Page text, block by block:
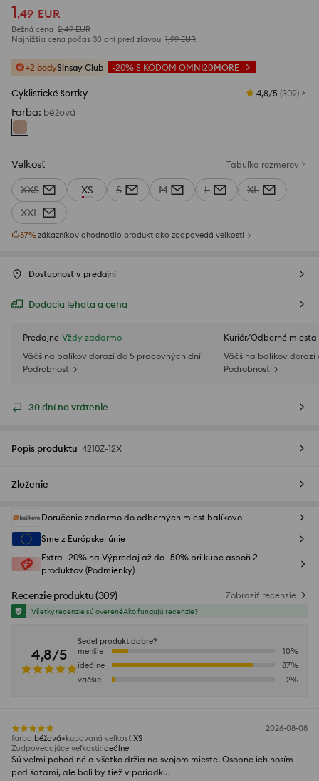
1,49 EUR
Bežná cena 2,49 EUR
Najnižšia cena počas 30 dní pred zľavou 1,99 EUR
+2 bodySinsay Club -20% S KÓDOM OMNI20MORE
Cyklistické šortky 4,8/5 (309)
Farba: béžová
Veľkosť Tabuľka rozmerov
XXS XS S M L
XL
XXL
87%zákazníkov ohodnotilo produkt ako zodpovedá veľkosti
Dostupnosť v predajni
Dodacia lehota a cena
Predajne Vždy zadarmo
Väčšina balíkov dorazí do 5 pracovných dní
Podrobnosti >
Kuriér/Odberné miesta
Väčšina balíkov
Podrobnosti >
30 dní na vrátenie
Popis produktu 4210Z-12X
Zloženie
Doručenie zadarmo do odberných miest balíkovo
Sme z Európskej únie
Extra -20% na Výpredaj až do -50% pri kúpe aspoň 2
produktov (Podmienky)
Recenzie produktu(309) Zobraziť recenzie
Všetky recenzie sú overenéAko fungujú recenzie?
4,8/5
Sedel produkt dobre?
menšie
10%
ideálne
87%
väčšie
2%
2026-08-08
farba:béžová kupovaná veľkosť:XS
Zodpovedajúce veľkosti:ideálne
Sú veľmi pohodlné a všetko držia na svojom mieste. Osobne ich nosím
pod šatami, ale boli by tiež v poriadku.